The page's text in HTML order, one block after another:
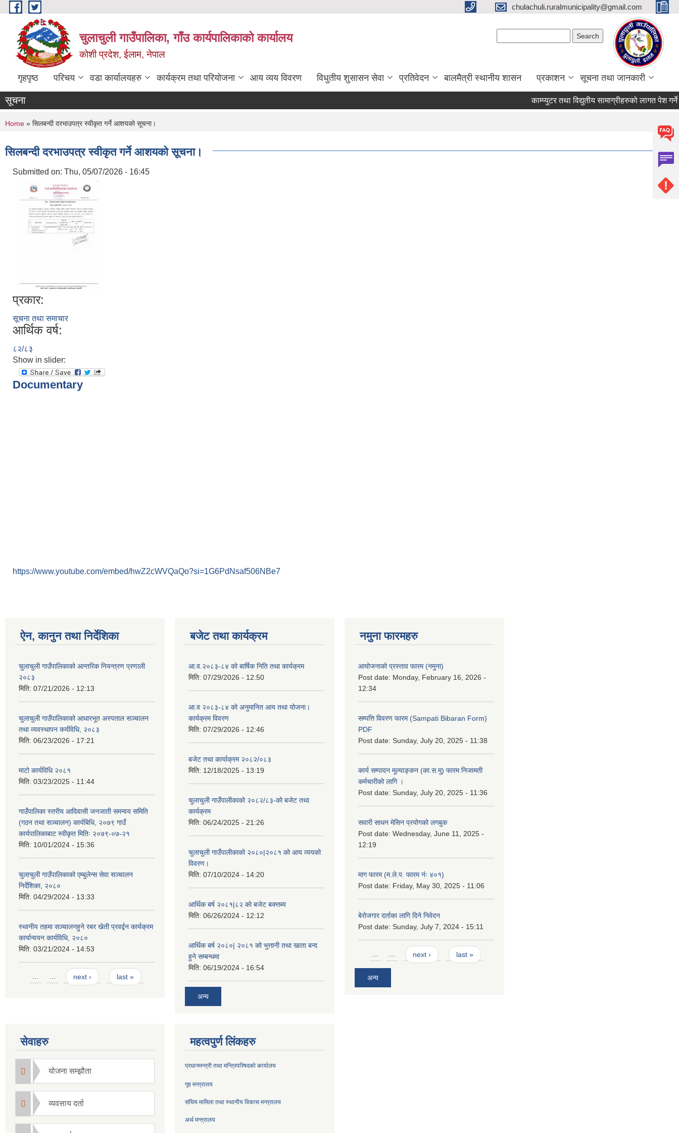
Skip to main content chulachuli.ruralmunicipality@gmail.com
चुलाचुली गाउँपालिका, गाँउ कार्यपालिकाको कार्यालय
कोशी प्रदेश, ईलाम, नेपाल
गृहपृष्ठ परिचय वडा कार्यालयहरु कार्यक्रम तथा परियोजना आय व्यय विवरण विधुतीय शुसासन सेवा प्रतिवेदन बालमैत्री स्थानीय शासन प्रकाशन सूचना तथा जानकारी
सूचना काम्प्युटर तथा विद्युतीय सामाग्रीहरुको लागत पेश गर्ने
You are here
Home » सिलबन्दी दरभाउपत्र स्वीकृत गर्ने आशयको सूचना।
सिलबन्दी दरभाउपत्र स्वीकृत गर्ने आशयको सूचना।
Submitted on: Thu, 05/07/2026 - 16:45
प्रकार:
सूचना तथा समाचार
आर्थिक वर्ष:
८२/८३
Show in slider:
Documentary
https://www.youtube.com/embed/hwZ2cWVQaQo?si=1G6PdNsaf506NBe7
ऐन, कानुन तथा निर्देशिका
चुलाचुली गाउँपालिकाको आन्तरिक नियन्त्रण प्रणाली
२०८३
मिति: 07/21/2026 - 12:13
चुलाचुली गाउँपालिकाको आधारभूत अस्पताल सञ्चालन
तथा व्यवस्थापन कर्यविधि, २०८३
मिति: 06/23/2026 - 17:21
माटो कार्यविधि २०८१
मिति: 03/23/2025 - 11:44
गाउँपालिका स्तरीय आदिवासी जनजाती समन्वय समिति
(गठन तथा सञ्चालन) कार्यबिधि, २०७९ गाउँ
कार्यपालिकाबाट स्वीकृत मितिः २०७९-०७-२१
मिति: 10/01/2024 - 15:36
चुलाचुली गाउँपालिकाको एम्बुलेन्स सेवा सञ्चालन
निर्देशिका, २०८०
मिति: 04/29/2024 - 13:33
स्थानीय तहमा सञ्चालनहुने रबर खेती प्रवर्द्वन कार्यक्रम
कार्यान्वयन कार्यविधि, २०८०
मिति: 03/21/2024 - 14:53
Pages
… … next › last »
बजेट तथा कार्यक्रम
आ.व.२०८३-८४ को बार्षिक निति तथा कार्यक्रम
मिति: 07/29/2026 - 12:50
आ.व २०८३-८४ को अनुमानित आय तथा योजना।
कार्यक्रम विवरण
मिति: 07/29/2026 - 12:46
बजेट तथा कार्याक्रम २०८२/०८३
मिति: 12/18/2025 - 13:19
चुलाचुली गाउँपालीकाको २०८२/८३-को बजेट तथा
कार्यक्रम
मिति: 06/24/2025 - 21:26
चुलाचुली गाउँपालीकाको २०८०|२०८१ को आय व्ययको
विवरण।
मिति: 07/10/2024 - 14:20
आर्थिक बर्ष २०८१|८२ को बजेट बक्त्तब्य
मिति: 06/26/2024 - 12:12
आर्थिक बर्ष २०८०| २०८१ को भुत्तानी तथा खाता बन्द
हुने सम्बन्धमा
मिति: 06/19/2024 - 16:54
अन्य
नमुना फारमहरु
आयोजनाको प्रस्ताव फारम (नमुना)
Post date: Monday, February 16, 2026 -
12:34
सम्पत्ति विवरण फारम (Sampati Bibaran Form)
PDF
Post date: Sunday, July 20, 2025 - 11:38
कार्य सम्पादन मूल्याङ्कन (का.स.मु) फारम निजामती
कर्मचारीको लागि ।
Post date: Sunday, July 20, 2025 - 11:36
सवारी साधन मेसिन प्रयोगको लगबुक
Post date: Wednesday, June 11, 2025 -
12:19
माग फारम (म.ले.प. फारम नंः ४०१)
Post date: Friday, May 30, 2025 - 11:06
बेरोजगार दर्ताका लागि दिने निवेदन
Post date: Sunday, July 7, 2024 - 15:11
Pages
… … next › last »
अन्य
सेवाहरु
योजना सम्झौता
व्यवसाय दर्ता
महत्वपुर्ण लिंकहरु
प्रधानमन्त्री तथा मन्त्रिपरिषदको कार्यालय
गृह मन्त्रालय
संघिय मामिला तथा स्थानीय विकास मन्त्रालय
अर्थ मन्त्रालय